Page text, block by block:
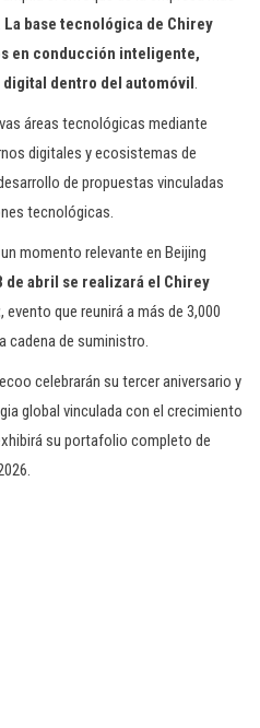
La base tecnológica de Chirey
en conducción inteligente,
dentro del automóvil.
áreas tecnológicas mediante
digitales y ecosistemas de
de propuestas vinculadas
tecnológicas.
momento relevante en Beijing
de abril se realizará el Chirey
, evento que reunirá a más de 3,000
cadena de suministro.
celebrarán su tercer aniversario y
global vinculada con el crecimiento
su portafolio completo de